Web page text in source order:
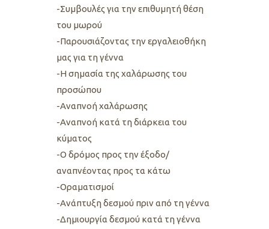
-Συμβουλές για την επιθυμητή θέση
του μωρού
-Παρουσιάζοντας την εργαλειοθήκη
μας για τη γέννα
-Η σημασία της χαλάρωσης του
προσώπου
-Αναπνοή χαλάρωσης
-Αναπνοή κατά τη διάρκεια του
κύματος
-Ο δρόμος προς την έξοδο/
αναπνέοντας προς τα κάτω
-Οραματισμοί
-Ανάπτυξη δεσμού πριν από τη γέννα
-Δημιουργία δεσμού κατά τη γέννα